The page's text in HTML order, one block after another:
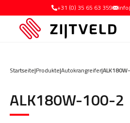
+31 (0) 35 65 63 359
Startseite|Produkte|Autokrangreifer|
ALK180W-100-2